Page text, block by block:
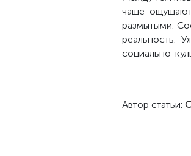
чаще
размытыми.
реальность.
социально-
Автор статьи: